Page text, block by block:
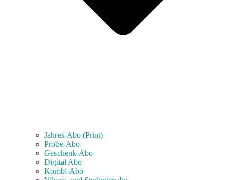
Jahres-Abo (Print)
Probe-Abo
Geschenk-Abo
Digital Abo
Kombi-Abo